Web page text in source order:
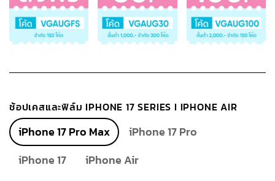
ช้อปเคสและฟิล์ม IPHONE 17 SERIES I IPHONE AIR
iPhone 17 Pro Max
iPhone 17 Pro
iPhone 17
iPhone Air